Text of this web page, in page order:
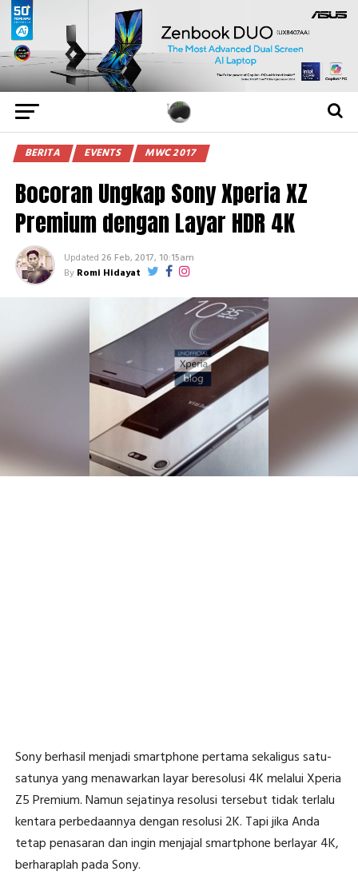
BERITA EVENTS MWC 2017
Bocoran Ungkap Sony Xperia XZ
Premium dengan Layar HDR 4K
Updated 26 Feb, 2017, 10:15am
By Romi Hidayat
Sony berhasil menjadi smartphone pertama sekaligus satu-
satunya yang menawarkan layar beresolusi 4K melalui Xperia
Z5 Premium. Namun sejatinya resolusi tersebut tidak terlalu
kentara perbedaannya dengan resolusi 2K. Tapi jika Anda
tetap penasaran dan ingin menjajal smartphone berlayar 4K,
berharaplah pada Sony.